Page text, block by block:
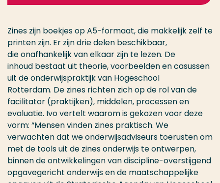
Zines zijn boekjes op A5-formaat, die makkelijk zelf te
printen zijn. Er zijndriedelen beschikbaar,
dieonafhankelijkvan elkaar zijn te lezen. De
inhoud bestaat uit theorie, voorbeelden en casussen
uit de onderwijspraktijk van Hogeschool
Rotterdam. De zines richten zich op de rol van de
facilitator (praktijken), middelen, processen en
evaluatie. Ivovertelt waarom is gekozen voor deze
vorm: “Mensen vinden zines praktisch. We
verwachten dat we onderwijsadviseurs toerustenom
met de tools uit de zinesonderwijs te ontwerpen,
binnen de ontwikkelingen van discipline-overstijgend
opgavegericht onderwijs en de maatschappelijke